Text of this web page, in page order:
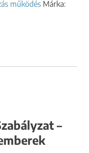
működés Márka:
–